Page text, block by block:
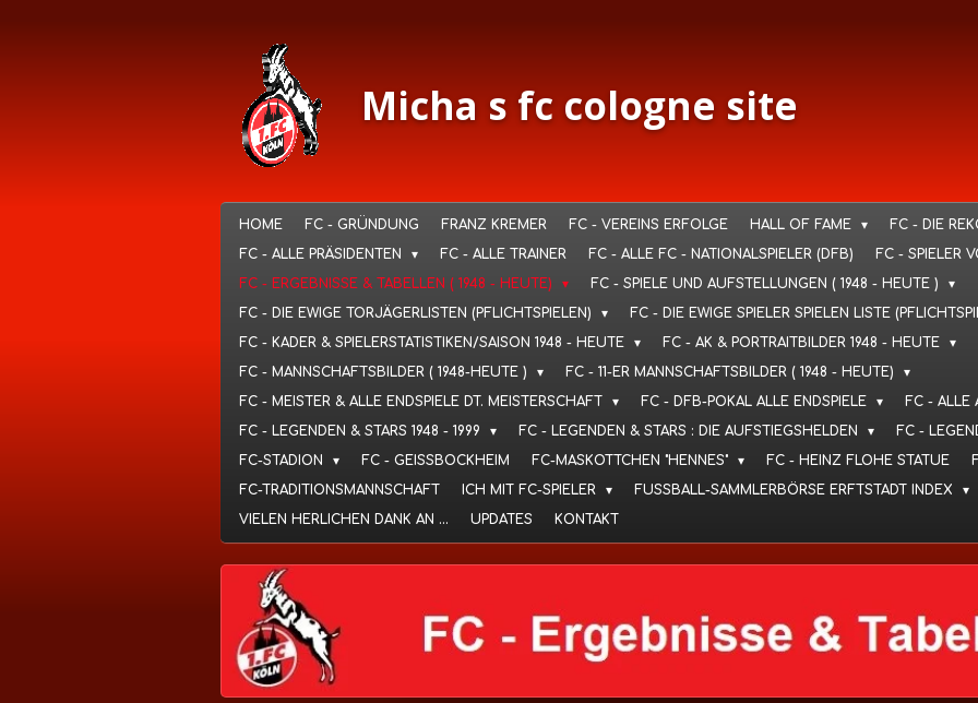
Micha s fc cologne site
HOME FC - GRÜNDUNG FRANZ KREMER FC - VEREINS ERFOLGE HALL OF FAME
FC - DIE
FC - ALLE PRÄSIDENTEN
FC - ALLE TRAINER FC - ALLE FC - NATIONALSPIELER (DFB)
FC - SPIELER
FC - ERGEBNISSE & TABELLEN ( 1948 - HEUTE)
FC - SPIELE UND AUFSTELLUNGEN ( 1948 - HEUTE )
FC - DIE EWIGE TORJÄGERLISTEN (PFLICHTSPIELEN)
FC - DIE EWIGE SPIELER SPIELEN LISTE
FC - KADER & SPIELERSTATISTIKEN/SAISON 1948 - HEUTE
FC - AK & PORTRAITBILDER 1948 - HEUTE
FC - MANNSCHAFTSBILDER ( 1948-HEUTE )
FC - 11-ER MANNSCHAFTSBILDER ( 1948 - HEUTE)
FC - MEISTER & ALLE ENDSPIELE DT. MEISTERSCHAFT
FC - DFB-POKAL ALLE ENDSPIELE
FC - ALLE
FC - LEGENDEN & STARS 1948 - 1999
FC - LEGENDEN & STARS : DIE AUFSTIEGSHELDEN
FC -
FC-STADION
FC - GEISSBOCKHEIM FC-MASKOTTCHEN "HENNES" FC - HEINZ FLOHE STATUE
FC-TRADITIONSMANNSCHAFT
ICH MIT FC-SPIELER FUSSBALL-SAMMLERBÖRSE ERFTSTADT INDEX
VIELEN HERLICHEN DANK AN ...
UPDATES KONTAKT